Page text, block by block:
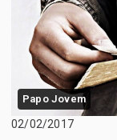
Papo Jovem
02/02/2017